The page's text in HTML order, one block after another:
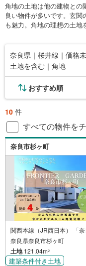
角地の土地は他の建物との
良い物件が多いです。玄
も魅力。角地の理想の土地
奈良県｜桜井線｜価格
土地を含む｜角地
おすすめ順
10 件
すべての物件を
奈良市杉ヶ町
関西本線（JR西日本） 「
奈良県奈良市杉ヶ町
土地121.04m2
建築条件付き土地